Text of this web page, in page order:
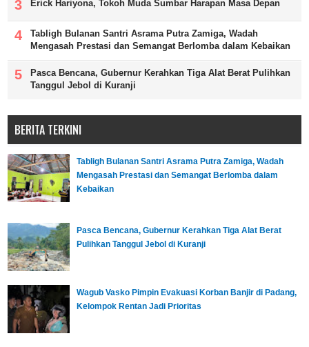
Erick Hariyona, Tokoh Muda Sumbar Harapan Masa Depan
Tabligh Bulanan Santri Asrama Putra Zamiga, Wadah
Mengasah Prestasi dan Semangat Berlomba dalam Kebaikan
Pasca Bencana, Gubernur Kerahkan Tiga Alat Berat Pulihkan
Tanggul Jebol di Kuranji
BERITA TERKINI
Tabligh Bulanan Santri Asrama Putra Zamiga, Wadah
Mengasah Prestasi dan Semangat Berlomba dalam
Kebaikan
Pasca Bencana, Gubernur Kerahkan Tiga Alat Berat
Pulihkan Tanggul Jebol di Kuranji
Wagub Vasko Pimpin Evakuasi Korban Banjir di Padang,
Kelompok Rentan Jadi Prioritas